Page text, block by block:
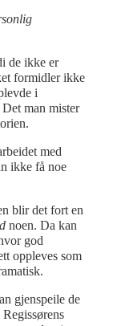
de ikke er
formidler ikke
i
man mister
med
ikke få noe
blir det fort en
noen. Da kan
god
oppleves som
gjenspeile de